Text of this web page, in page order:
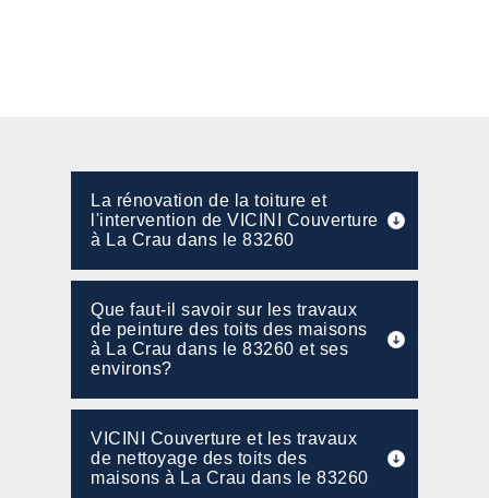
La rénovation de la toiture et
l'intervention de VICINI Couverture
à La Crau dans le 83260
Que faut-il savoir sur les travaux
de peinture des toits des maisons
à La Crau dans le 83260 et ses
environs?
VICINI Couverture et les travaux
de nettoyage des toits des
maisons à La Crau dans le 83260